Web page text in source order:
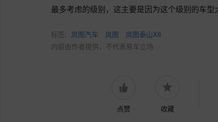
最多考虑的级别，这主要是因为这个级别的车
标签: 岚图汽车 岚图
岚图泰山X8
内容由作者提供，不代表易车立场
点赞 收藏